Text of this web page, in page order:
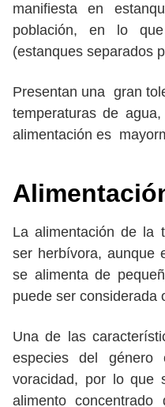
manifiesta en
población, en lo
(estanques separados
Presentan una gran
temperaturas de
alimentación es
La alimentación de la
ser herbívora, aunque
se alimenta de
puede ser considerada
Una de las
especies del
voracidad, por lo que
alimento